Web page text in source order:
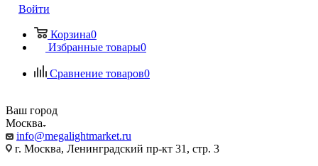
Войти
Корзина0
Избранные товары0
Сравнение товаров0
Ваш город
Москва
info@megalightmarket.ru
г. Москва, Ленинградский пр-кт 31, стр. 3